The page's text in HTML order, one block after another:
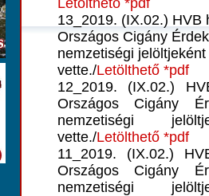
Letölthető *pdf
13_2019. (IX.02.) HVB
Országos Cigány
nemzetiségi
vette./Letölthető *pdf
12_2019. (IX.02.)
Országos Cigány
nemzetiségi
vette./Letölthető *pdf
11_2019. (IX.02.)
Országos Cigány
nemzetiségi